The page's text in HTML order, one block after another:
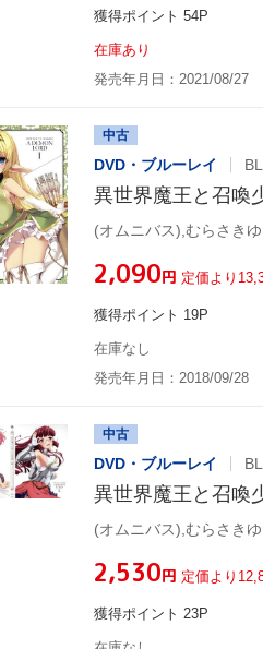
獲得ポイント 54P
在庫あり
発売年月日：2021/08/27
中古
DVD・ブルーレイ
異世界魔王と召喚
¥2,090円 定価より
獲得ポイント 19P
在庫なし
発売年月日：2018/09/28
中古
DVD・ブルーレイ
異世界魔王と召喚
¥2,530円 定価より
獲得ポイント 23P